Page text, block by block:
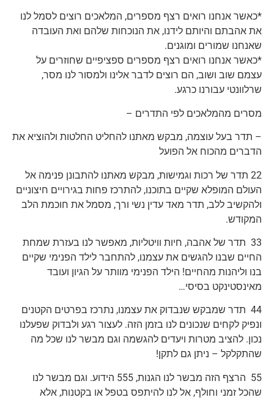
*כאשר אנחנו רואים רצף מספרים, המלאכים רוצים לסמל לנו
את אהבתם והיותם לידנו, את הנוכחות שלהם ואת העובדה
שאנחנו שמורים ומוגנים.
*כאשר אנחנו רואים רצף מספרים ספציפיים שחוזרים על
עצמם שוב ושוב, הם רוצים לדבר אלינו ולמסור לנו מסר,
שרלוונטי עבורנו כרגע.
מסרים מהמלאכים לפי התדרים –
– תדר בעל עוצמה, מבקש מאתנו להחליט החלטות ולהוציא את
הדברים מהכוח אל הפועל
22 תדר של רכות וגמישות, מבקש מאתנו להתבונן פנימה אל
העולם המופלא שקיים בתוכנו, להתרכז פחות בגירויים חיצוניים
ולהקשיב ללב, תדר מאד עדין נשי ורך, מסמל את חוכמת הלב
המקודש.
33 תדר של אהבה, חיות וויטליות, מאפשר לנו בעזרת שמחת
החיים שבנו להגשים את עצמנו, להתחבר לילד הפנימי שקיים
בנו וליהנות מהחיים! הילד הפנימי מוותר על הגיון ועובד
מאינסטינקט בסיסי…
44 תדר שמבקש שנבדוק את עצמנו, נתרכז בפרטים הקטנים
ונפיק לקחים שנכונים לנו בזמן הזה. לעצור רגע ולבדוק שפעלנו
נכון. להציב מטרות ויעדים להגשמה וגם מבשר לנו שכל מה
שהתקלקל – ניתן גם לתקן!
55 הרצף הזה מבשר לנו הגנות, 555 הידוע. וגם מבשר לנו
שהכל זמני וחולף, אל לנו להיתפס בטפל או בקטנות, אלא